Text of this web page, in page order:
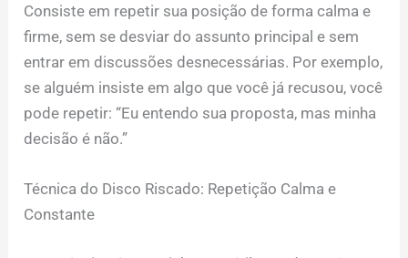
Consiste em repetir sua posição de forma calma e
firme, sem se desviar do assunto principal e sem
entrar em discussões desnecessárias. Por exemplo,
se alguém insiste em algo que você já recusou, você
pode repetir: “Eu entendo sua proposta, mas minha
decisão é não.”
Técnica do Disco Riscado: Repetição Calma e
Constante